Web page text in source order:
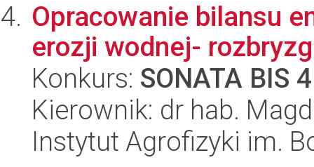
Opracowanie bilansu
erozji wodnej-
Konkurs: SONATA BIS 4
Kierownik: dr hab.
Instytut Agrofizyki im.